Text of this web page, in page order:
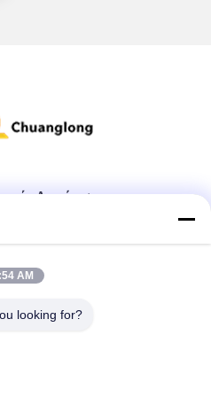
Δικτύωσης
επαφή
AM
looking for?